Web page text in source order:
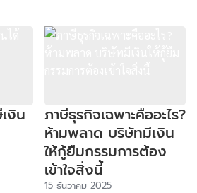
งิน
ภาษีธุรกิจเฉพาะคืออะไร?
ห้ามพลาด บริษัทมีเงิน
ให้กู้ยืมกรรมการต้อง
เข้าใจสิ่งนี้
15 ธันวาคม 2025